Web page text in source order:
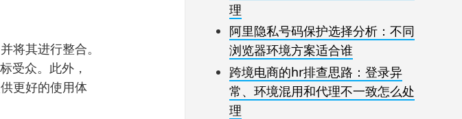
将其进行整合。
受众。此外，
更好的使用体
理
阿里隐私号码保护选择分析：不同
浏览器环境方案适合谁
跨境电商的hr排查思路：登录异
常、环境混用和代理不一致怎么处
理